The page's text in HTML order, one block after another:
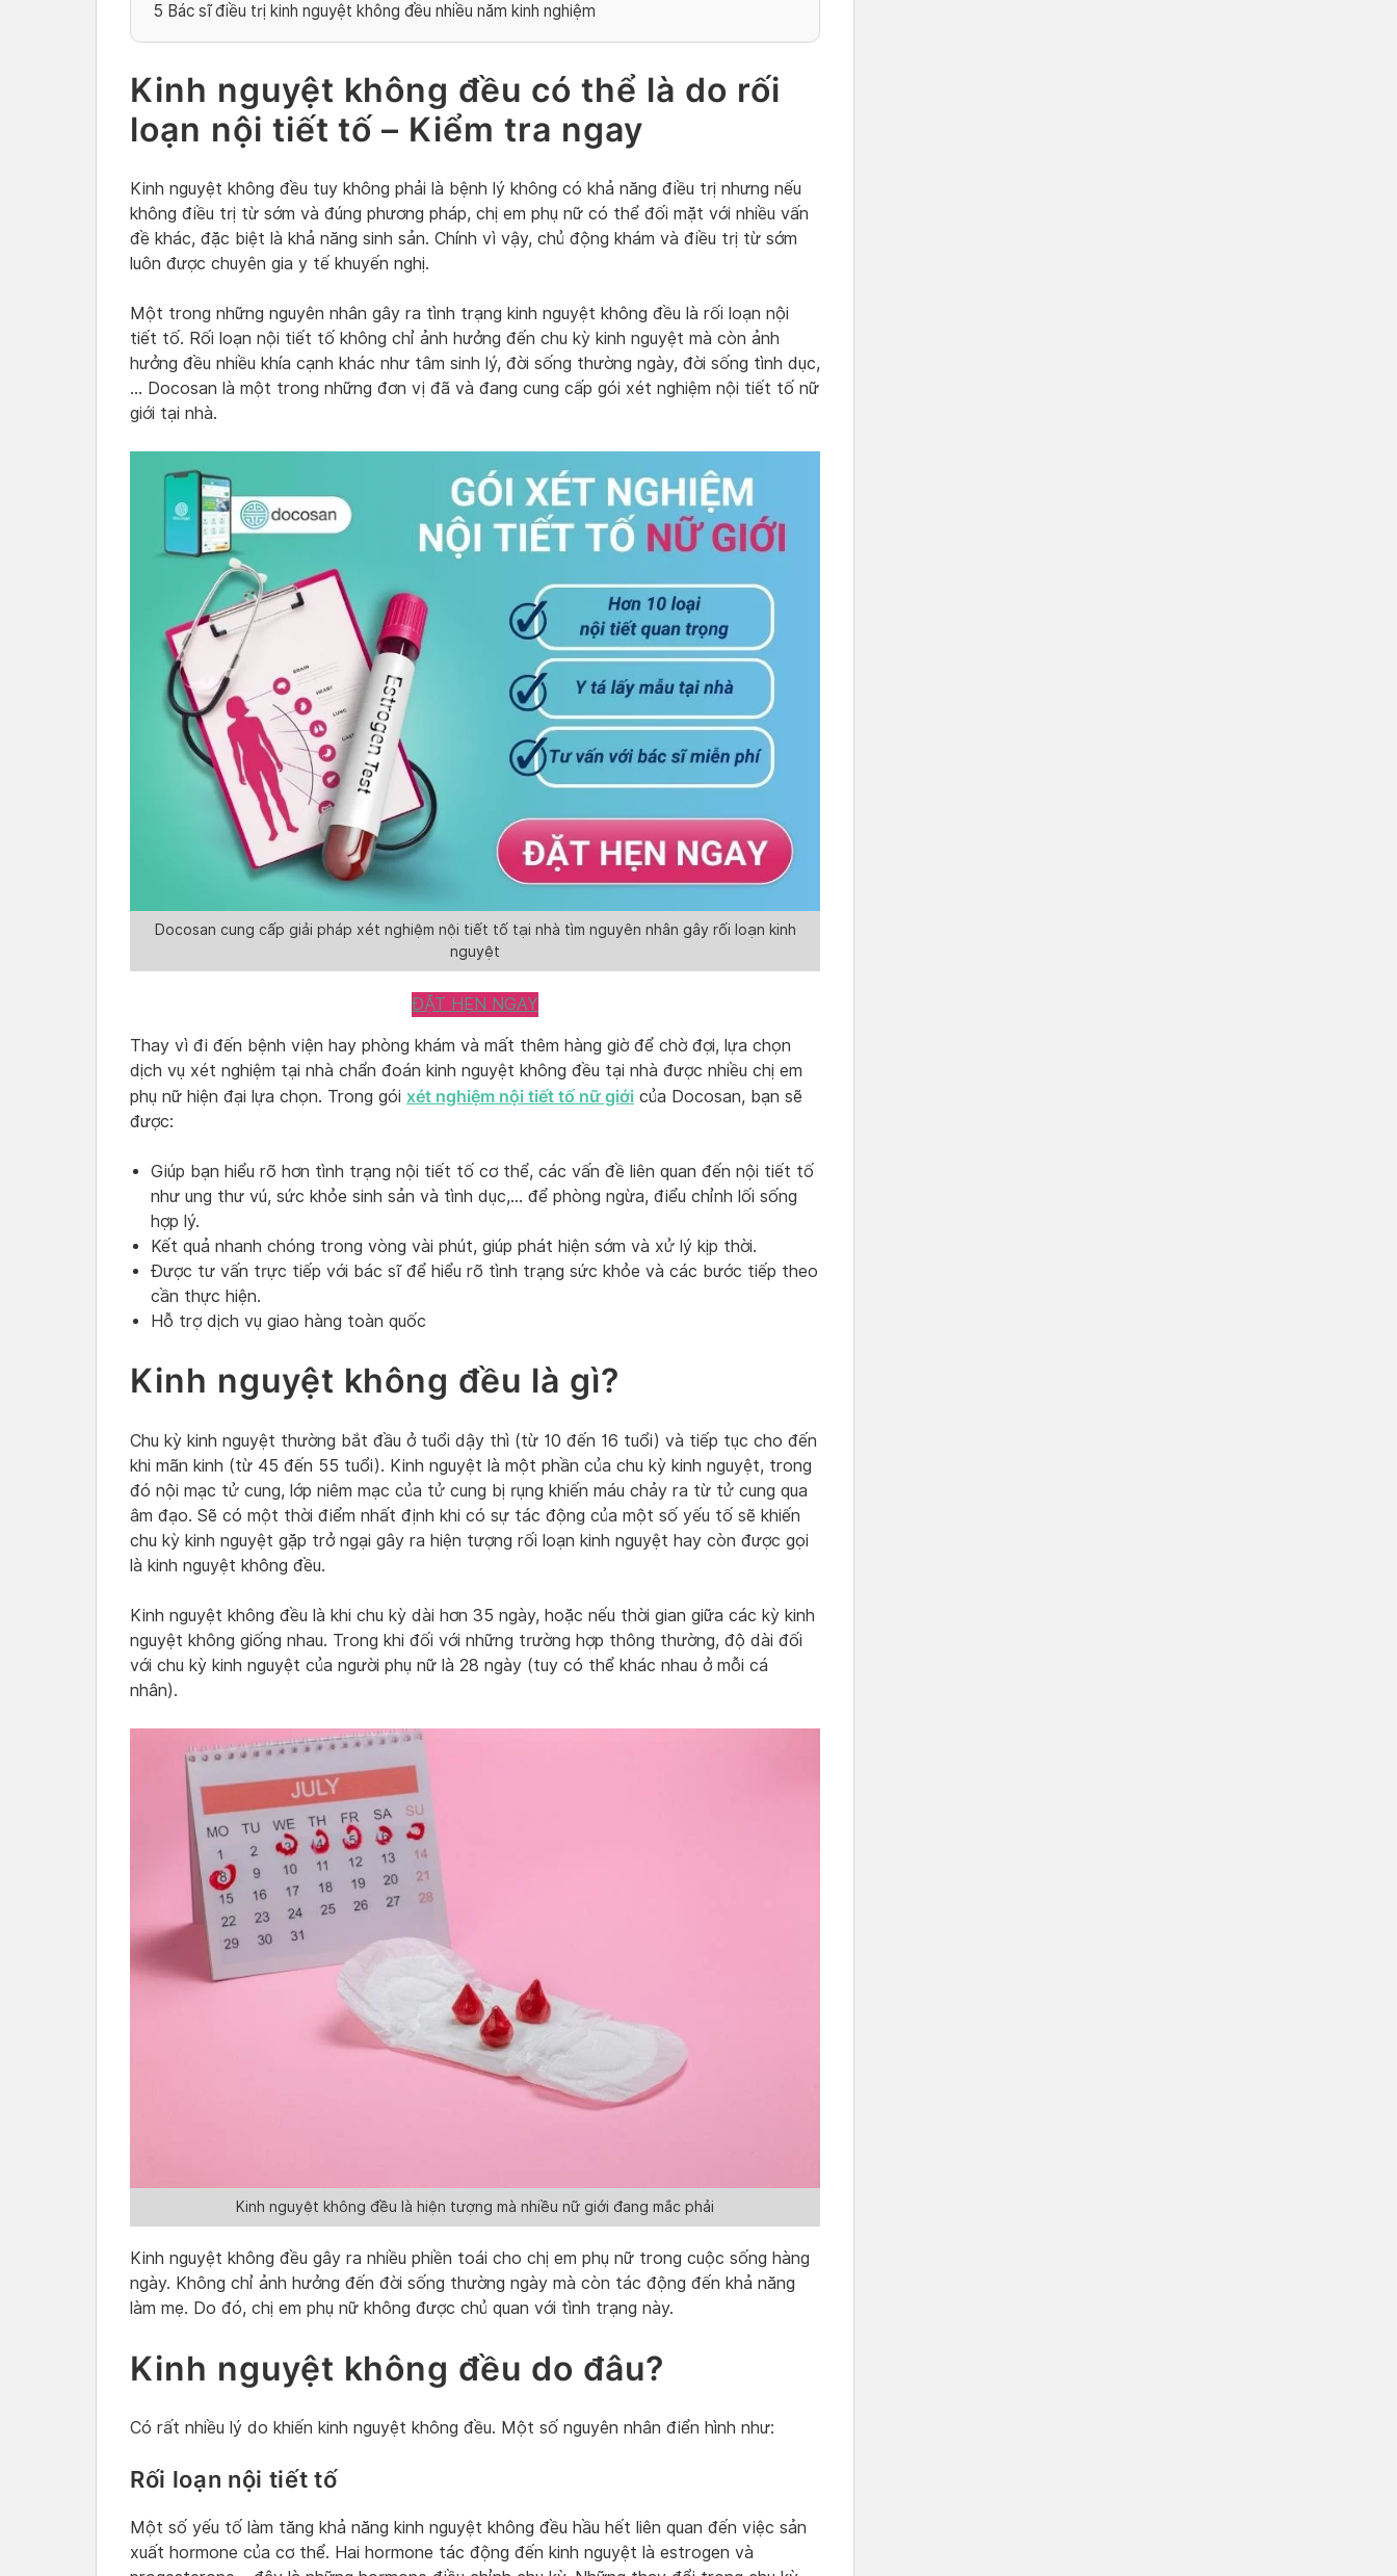
5 Bác sĩ điều trị kinh nguyệt không đều nhiều năm kinh nghiệm
Kinh nguyệt không đều có thể là do rối
loạn nội tiết tố – Kiểm tra ngay
Kinh nguyệt không đều tuy không phải là bệnh lý không có khả năng điều trị nhưng nếu
không điều trị từ sớm và đúng phương pháp, chị em phụ nữ có thể đối mặt với nhiều vấn
đề khác, đặc biệt là khả năng sinh sản. Chính vì vậy, chủ động khám và điều trị từ sớm
luôn được chuyên gia y tế khuyến nghị.
Một trong những nguyên nhân gây ra tình trạng kinh nguyệt không đều là rối loạn nội
tiết tố. Rối loạn nội tiết tố không chỉ ảnh hưởng đến chu kỳ kinh nguyệt mà còn ảnh
hưởng đều nhiều khía cạnh khác như tâm sinh lý, đời sống thường ngày, đời sống tình dục,
… Docosan là một trong những đơn vị đã và đang cung cấp gói xét nghiệm nội tiết tố nữ
giới tại nhà.
Docosan cung cấp giải pháp xét nghiệm nội tiết tố tại nhà tìm nguyên nhân gây rối loạn kinh
nguyệt
ĐẶT HẸN NGAY
Thay vì đi đến bệnh viện hay phòng khám và mất thêm hàng giờ để chờ đợi, lựa chọn
dịch vụ xét nghiệm tại nhà chẩn đoán kinh nguyệt không đều tại nhà được nhiều chị em
phụ nữ hiện đại lựa chọn. Trong gói xét nghiệm nội tiết tố nữ giới của Docosan, bạn sẽ
được:
Giúp bạn hiểu rõ hơn tình trạng nội tiết tố cơ thể, các vấn đề liên quan đến nội tiết tố
như ung thư vú, sức khỏe sinh sản và tình dục,… để phòng ngừa, điểu chỉnh lối sống
hợp lý.
Kết quả nhanh chóng trong vòng vài phút, giúp phát hiện sớm và xử lý kịp thời.
Được tư vấn trực tiếp với bác sĩ để hiểu rõ tình trạng sức khỏe và các bước tiếp theo
cần thực hiện.
Hỗ trợ dịch vụ giao hàng toàn quốc
Kinh nguyệt không đều là gì?
Chu kỳ kinh nguyệt thường bắt đầu ở tuổi dậy thì (từ 10 đến 16 tuổi) và tiếp tục cho đến
khi mãn kinh (từ 45 đến 55 tuổi). Kinh nguyệt là một phần của chu kỳ kinh nguyệt, trong
đó nội mạc tử cung, lớp niêm mạc của tử cung bị rụng khiến máu chảy ra từ tử cung qua
âm đạo. Sẽ có một thời điểm nhất định khi có sự tác động của một số yếu tố sẽ khiến
chu kỳ kinh nguyệt gặp trở ngại gây ra hiện tượng rối loạn kinh nguyệt hay còn được gọi
là kinh nguyệt không đều.
Kinh nguyệt không đều là khi chu kỳ dài hơn 35 ngày, hoặc nếu thời gian giữa các kỳ kinh
nguyệt không giống nhau. Trong khi đối với những trường hợp thông thường, độ dài đối
với chu kỳ kinh nguyệt của người phụ nữ là 28 ngày (tuy có thể khác nhau ở mỗi cá
nhân).
Kinh nguyệt không đều là hiện tượng mà nhiều nữ giới đang mắc phải
Kinh nguyệt không đều gây ra nhiều phiền toái cho chị em phụ nữ trong cuộc sống hàng
ngày. Không chỉ ảnh hưởng đến đời sống thường ngày mà còn tác động đến khả năng
làm mẹ. Do đó, chị em phụ nữ không được chủ quan với tình trạng này.
Kinh nguyệt không đều do đâu?
Có rất nhiều lý do khiến kinh nguyệt không đều. Một số nguyên nhân điển hình như:
Rối loạn nội tiết tố
Một số yếu tố làm tăng khả năng kinh nguyệt không đều hầu hết liên quan đến việc sản
xuất hormone của cơ thể. Hai hormone tác động đến kinh nguyệt là estrogen và